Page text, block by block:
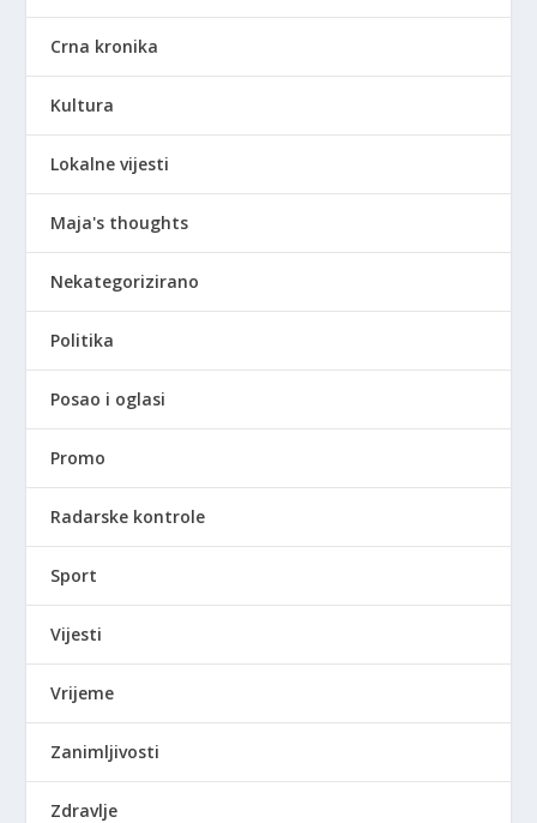
Crna kronika
Kultura
Lokalne vijesti
Maja's thoughts
Nekategorizirano
Politika
Posao i oglasi
Promo
Radarske kontrole
Sport
Vijesti
Vrijeme
Zanimljivosti
Zdravlje